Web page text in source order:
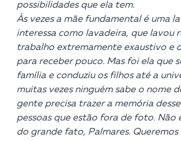
possibilidades que ela tem.
Às vezes a mãe fundamental é uma
interessa como lavadeira, que lavou
trabalho extremamente exaustivo e
para receber pouco. Mas foi ela que
família e conduziu os filhos até a
muitas vezes ninguém sabe o nome
gente precisa trazer a memória
pessoas que estão fora de foto. Não
do grande fato, Palmares.